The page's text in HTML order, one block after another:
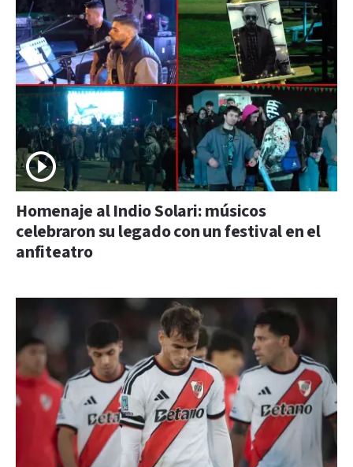
Homenaje al Indio Solari: músicos
celebraron su legado con un festival en el
anfiteatro